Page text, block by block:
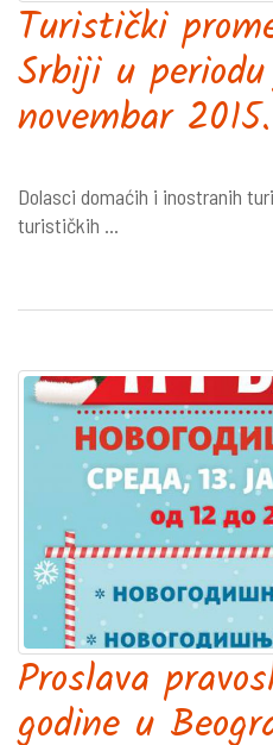
Turistički
Srbiji u
novembar
Dolasci domaćih i inostranih
turističkih ...
Proslava
godine u